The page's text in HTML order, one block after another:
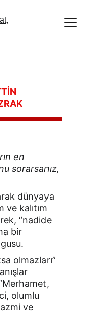
en
sorarsanız,
dünyaya
kalıtım
“nadide
bir
olmazları”
olumlu
ve